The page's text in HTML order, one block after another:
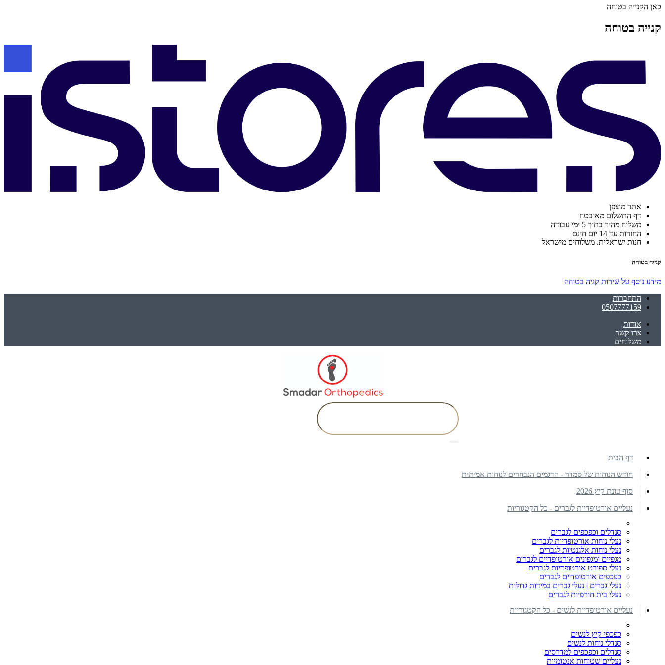
כאן הקנייה בטוחה
קנייה בטוחה
אתר מוצפן
דף התשלום מאובטח
משלוח מהיר בתוך 5 ימי עבודה
החזרות עד 14 יום חינם
חנות ישראלית. משלוחים מישראל
קנייה בטוחה
מידע נוסף על שירות קניה בטוחה
התחברות
0507777159
אודות
צרו קשר
משלוחים
דף הבית
חודש הנוחות של סמדר - הדגמים הנבחרים לנוחות אמיתית
סוף עונת קיץ 2026
נעליים אורטופדיות לגברים - כל הקטגוריות
סנדלים וכפכפים לגברים
נעלי נוחות אורטופדיות לגברים
נעלי נוחות אלגנטיות לגברים
מגפיים ומגפונים אורטופדיים לגברים
נעלי ספורט אורטופדיות לגברים
כפכפים אורטופדיים לגברים
נעלי גברים | נעלי גברים במידות גדולות
נעלי בית חורפיות לגברים
נעליים אורטופדיות לנשים - כל הקטגוריות
כפכפי קיץ לנשים
סנדלי נוחות לנשים
סנדלים וכפכפים למדרסים
נעליים שטוחות אנטומיות